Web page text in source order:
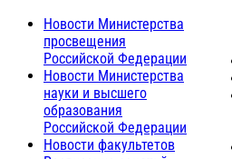
Новости Министерства
просвещения
Российской Федерации
Новости Министерства
науки и высшего
образования
Российской Федерации
Новости факультетов